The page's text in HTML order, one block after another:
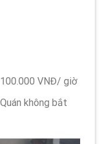
VNĐ/ giờ
Quán không bắt